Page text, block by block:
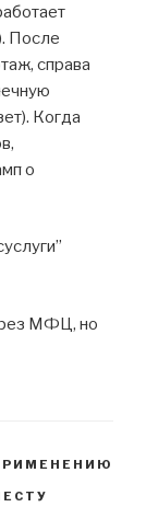
После
справа
Когда
о
МФЦ, но